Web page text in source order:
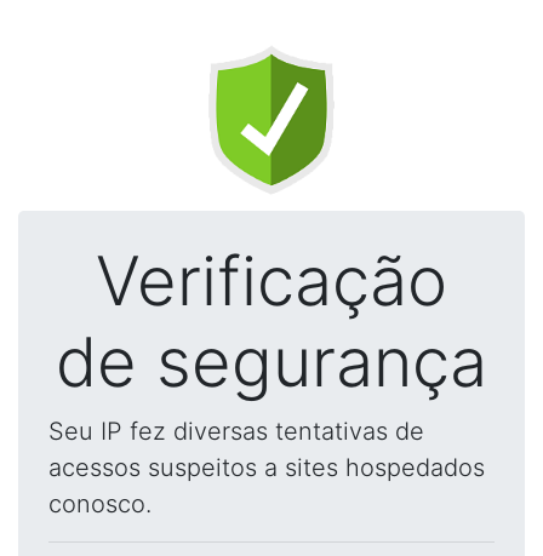
Verificação
de segurança
Seu IP fez diversas tentativas de
acessos suspeitos a sites hospedados
conosco.